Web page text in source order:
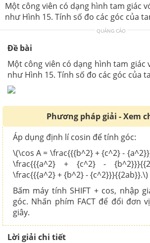
Một công viên có dạng hình tam giác
như Hình 15. Tính số đo các góc của
QUẢNG CÁO
Đề bài
Một công viên có dạng hình tam giác
như Hình 15. Tính số đo các góc của
Phương pháp giải - Xem
Áp dụng định lí cosin để tính góc:
\(\cos A = \frac{{{b^2} + {c^2} -
\frac{{{a^2} + {c^2} -
\frac{{{a^2} + {b^2} - {c^2}}}{{2ab}}.\)
Bấm máy tính SHIFT + cos, nhập
góc. Nhấn phím FACT để đổi đơn
giây.
Lời giải chi tiết